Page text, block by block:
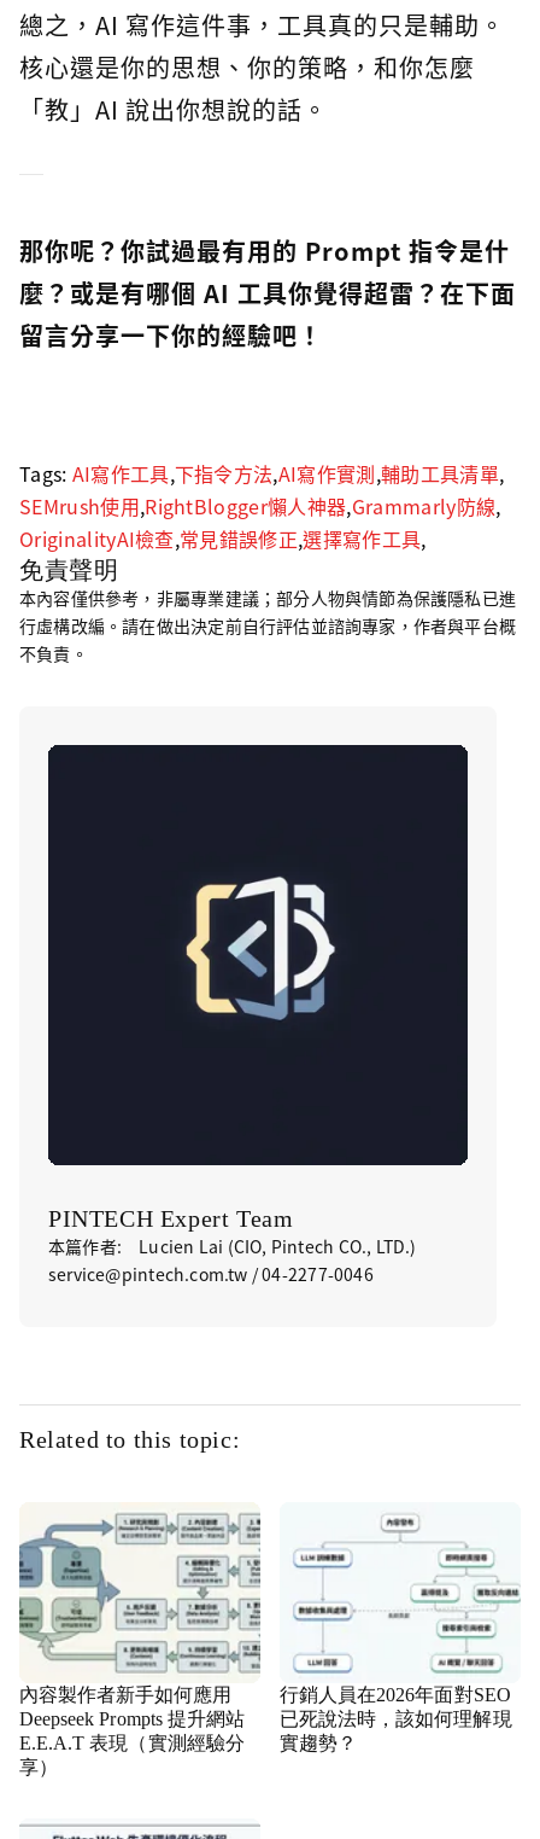
總之，AI 寫作這件事，工具真的只是輔助。
核心還是你的思想、你的策略，和你怎麼
「教」AI 說出你想說的話。
那你呢？你試過最有用的 Prompt 指令是什
麼？或是有哪個 AI 工具你覺得超雷？在下面
留言分享一下你的經驗吧！
Tags: AI寫作工具,下指令方法,AI寫作實測,輔助工具清單,
SEMrush使用,RightBlogger懶人神器,Grammarly防線,
OriginalityAI檢查,常見錯誤修正,選擇寫作工具,
免責聲明
本內容僅供參考，非屬專業建議；部分人物與情節為保護隱私已進
行虛構改編。請在做出決定前自行評估並諮詢專家，作者與平台概
不負責。
PINTECH Expert Team
本篇作者: Lucien Lai (CIO, Pintech CO., LTD.)
service@pintech.com.tw / 04-2277-0046
Related to this topic:
內容製作者新手如何應用
Deepseek Prompts 提升網站
E.E.A.T 表現（實測經驗分
享）
行銷人員在2026年面對SEO
已死說法時，該如何理解現
實趨勢？